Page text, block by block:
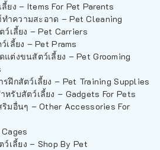
ยง – Items For Pet Parents
ำความสะอาด – Pet Cleaning
ว์เลี้ยง – Pet Carriers
เลี้ยง – Pet Prams
ต่งขนสัตว์เลี้ยง – Pet Grooming
ฝึกสัตว์เลี้ยง – Pet Training Supplies
หรับสัตว์เลี้ยง – Gadgets For Pets
มอื่นๆ – Other Accessories For
เลี้ยง – Shop By Pet